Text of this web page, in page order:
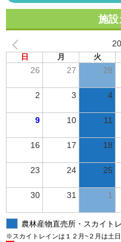
施設
日 月 火
26 27 28
2 3 4
9 10 11
16 17 18
23 24 25
30 31 1
農林産物直売所・スカイト
※スカイトレインは１２月~２月は土日